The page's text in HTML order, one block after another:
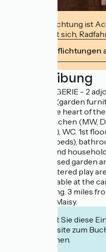
Diese Einrichtung ist
verpflichtet sich,
Ihre Verpflichtungen
Beschreibung
LA BOULANGERIE - 2
private patio (garden
location in the heart of
open-plan kitchen (MW,
(sofa bed, TV), WC. 1st
adjoining sgl beds),
Cot. Sheets and
Shared enclosed garden
ground). Sheltered play
catering available at the
Private parking. 3 miles
Grandcamp-Maisy.
Interessiert Sie diese
deren Website zum
Informationen.